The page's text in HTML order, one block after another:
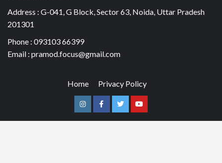
Address : G-041, G Block, Sector 63, Noida, Uttar Pradesh
201301
Phone : 093103 66399
Email : pramod.focus@gmail.com
Home Privacy Policy
InstagramFacebookTwitterYoutube